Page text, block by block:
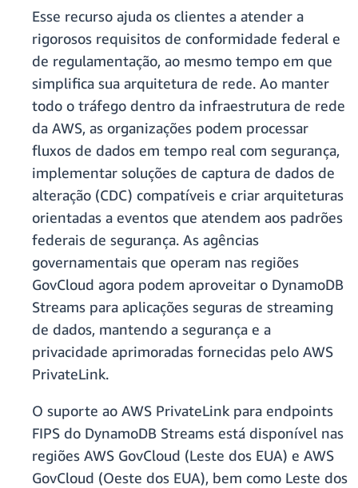
Esse recurso ajuda os clientes a atender a
rigorosos requisitos de conformidade federal e
de regulamentação, ao mesmo tempo em que
simplifica sua arquitetura de rede. Ao manter
todo o tráfego dentro da infraestrutura de rede
da AWS, as organizações podem processar
fluxos de dados em tempo real com segurança,
implementar soluções de captura de dados de
alteração (CDC) compatíveis e criar arquiteturas
orientadas a eventos que atendem aos padrões
federais de segurança. As agências
governamentais que operam nas regiões
GovCloud agora podem aproveitar o DynamoDB
Streams para aplicações seguras de streaming
de dados, mantendo a segurança e a
privacidade aprimoradas fornecidas pelo AWS
PrivateLink.
O suporte ao AWS PrivateLink para endpoints
FIPS do DynamoDB Streams está disponível nas
regiões AWS GovCloud (Leste dos EUA) e AWS
GovCloud (Oeste dos EUA), bem como Leste dos